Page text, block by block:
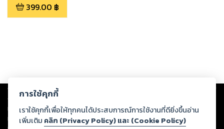
399.00 ฿
Copyright © 2026
ต่อผลงานหรือเนื้อหาใดที่อัปโหลดผ่านเว็บไซต์และปรากฏว่าละเมิดสิทธิใน
ทรัพย์สินทางปัญญาของบุคคลอื่นหรือขัดต่อกฎหมายและศีลธรรม ดังนั้น ผู้อ่าน
ทุกท่านโปรดใช้วิจารณญาณในการกลั่นกรองด้วยตนเอง และหากท่านพบว่าส่วน
การใช้คุกกี้
เราใช้คุกกี้เพื่อให้ทุกคนได้ประสบการณ์การใช้งานที่ดียิ่งขึ้นอ่าน
เพิ่มเติม คลิก (Privacy Policy) และ (Cookie Policy)